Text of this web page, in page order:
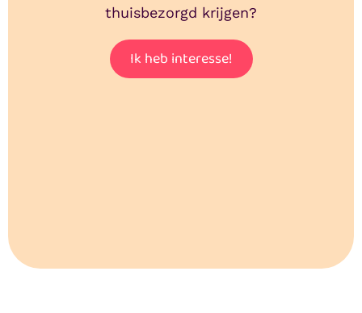
thuisbezorgd krijgen?
Ik heb interesse!